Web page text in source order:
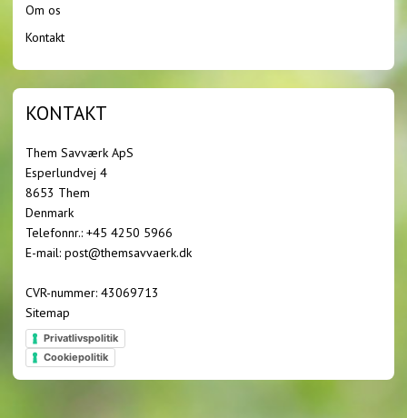
Om os
Kontakt
KONTAKT
Them Savværk ApS
Esperlundvej 4
8653 Them
Denmark
Telefonnr.: +45 4250 5966
E-mail: post@themsavvaerk.dk
CVR-nummer: 43069713
Sitemap
Privatlivspolitik
Cookiepolitik